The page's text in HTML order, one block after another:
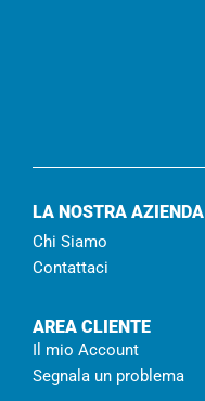
LA NOSTRA AZIENDA
Chi Siamo
Contattaci
AREA CLIENTE
Il mio Account
Segnala un problema